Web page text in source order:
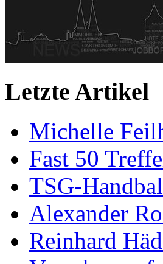
Letzte Artikel
Michelle
Fast 50
TSG-
Alexander
Reinhard